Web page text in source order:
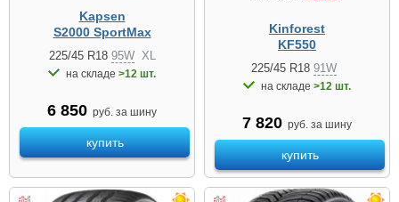
Kapsen
S2000 SportMax
225/45 R18 95W XL
на складе >12 шт.
6 850 руб. за шину
купить
Kinforest
KF550
225/45 R18 91W
на складе >12 шт.
7 820 руб. за шину
купить